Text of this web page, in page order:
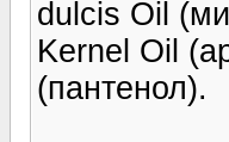
dulcis Oil
Kernel Oil
(пантенол).